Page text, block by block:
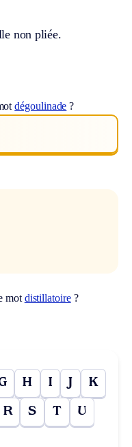
non pliée.
dégoulinade ?
mot distillatoire?
H I J K
R S T U